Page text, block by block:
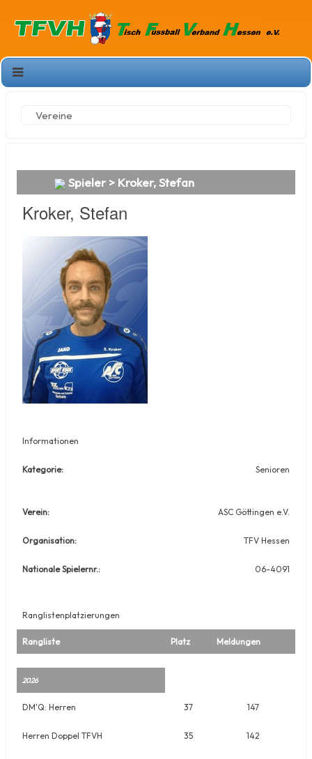
Vereine
Spieler > Kroker, Stefan
Kroker, Stefan
Informationen
Kategorie: Senioren
Verein: ASC Göttingen e.V.
Organisation: TFV Hessen
Nationale Spielernr.: 06-4091
Ranglistenplatzierungen
Rangliste Platz Meldungen
2026
DM'Q: Herren 37 147
Herren Doppel TFVH 35 142